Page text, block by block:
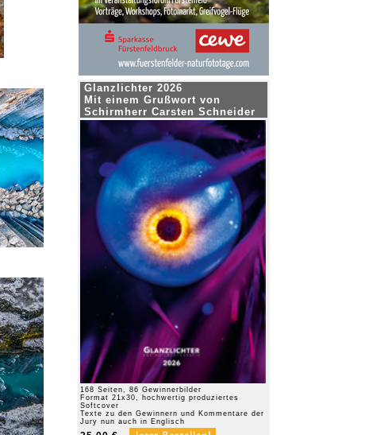
Glanzlichter 2026
Mit einem Grußwort von
Schirmherr Carsten Schneider
168 Seiten, 86 Gewinnerbilder
Format 21x30, hochwertig produziertes
Softcover
Texte zu den Gewinnern und Kommentare der
Jury nun auch in Englisch